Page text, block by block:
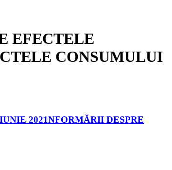
EFECTELE
CONSUMULUI
2021NFORMĂRII DESPRE